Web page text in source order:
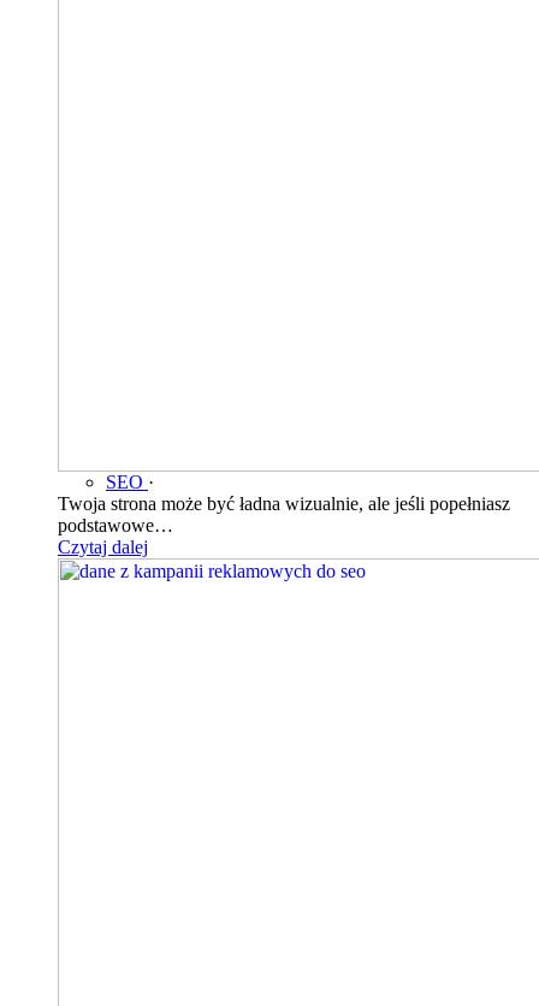
SEO ·
Twoja strona może być ładna wizualnie, ale jeśli popełniasz
podstawowe…
Czytaj dalej